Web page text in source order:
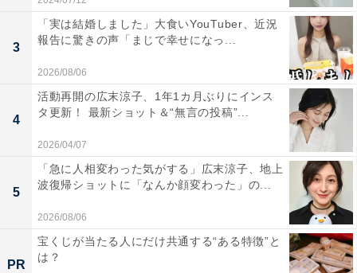
3
「実は結婚しました」大食いYouTuber、近況
報告に驚きの声「まじで幸せになっ...
2026/08/06
4
活動再開の広末涼子、1年1カ月ぶりにインス
タ更新！ 最新ショット＆“無言の投稿”...
2026/04/07
5
「急に人相変わった気がする」広末涼子、地上
波復帰ショットに「なんか顔変わった」の...
2026/08/06
PR
宝くじが当たる人にだけ共通する“ある特徴”と
は？